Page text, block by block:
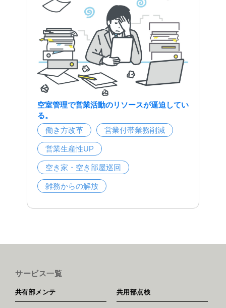
空室管理で営業活動のリソースが逼迫してい
る。
働き方改革
営業付帯業務削減
営業生産性UP
空き家・空き部屋巡回
雑務からの解放
サービス一覧
共有部メンテ 共用部点検